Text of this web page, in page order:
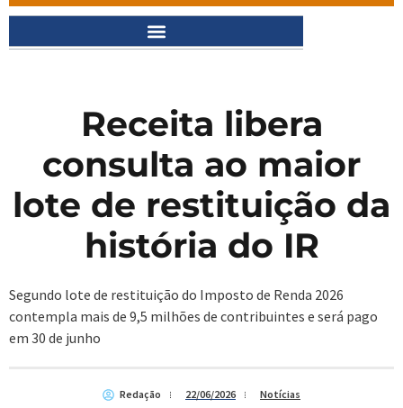
Receita libera
consulta ao maior
lote de restituição da
história do IR
Segundo lote de restituição do Imposto de Renda 2026
contempla mais de 9,5 milhões de contribuintes e será pago
em 30 de junho
Redação 22/06/2026 Notícias